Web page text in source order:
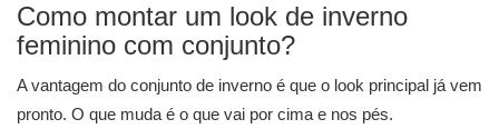
Como montar um look de inverno
feminino com conjunto?
A vantagem do conjunto de inverno é que o look principal já vem
pronto. O que muda é o que vai por cima e nos pés.